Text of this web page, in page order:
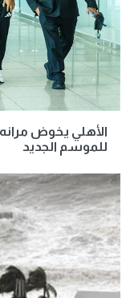
الأهلي يخوض مرانه
للموسم الجديد